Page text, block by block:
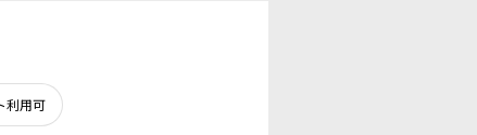
利用可